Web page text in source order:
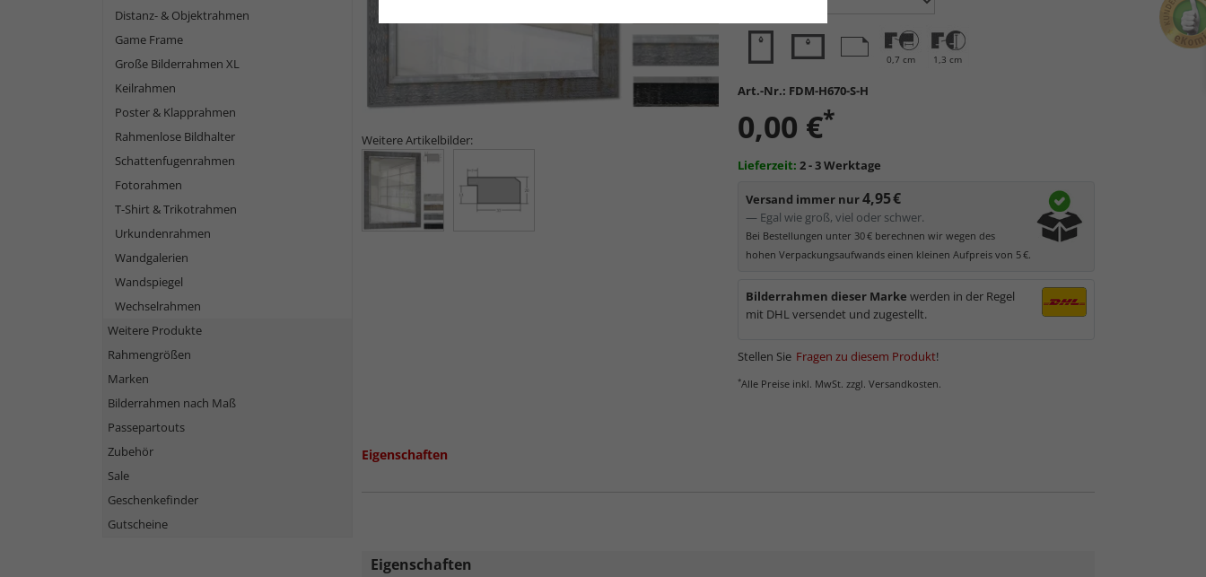
Weitere Artikelbilder:
0,7 cm 1,3 cm
Art.-Nr.: FDM-H670-S-H
0,00 €*
Lieferzeit: 2 - 3 Werktage
Versand immer nur4,95 €
— Egal wie groß, viel oder schwer.
Bei Bestellungen unter 30 € berechnen wir wegen des
hohen Verpackungsaufwands einen kleinen Aufpreis von 5 €.
Bilderrahmen dieser Marke werden in der Regel
mit DHL versendet und zugestellt.
Stellen Sie Fragen zu diesem Produkt!
*Alle Preise inkl. MwSt. zzgl. Versandkosten.
Eigenschaften
Eigenschaften
Distanz- & Objektrahmen
Game Frame
Große Bilderrahmen XL
Keilrahmen
Poster & Klapprahmen
Rahmenlose Bildhalter
Schattenfugenrahmen
Fotorahmen
T-Shirt & Trikotrahmen
Urkundenrahmen
Wandgalerien
Wandspiegel
Wechselrahmen
Weitere Produkte
Rahmengrößen
Marken
Bilderrahmen nach Maß
Passepartouts
Zubehör
Sale
Geschenkefinder
Gutscheine